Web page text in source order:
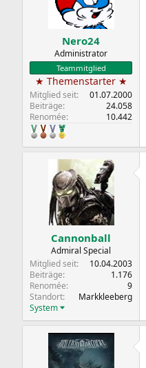
Nero24
Administrator
Teammitglied
★ Themenstarter ★
Mitglied seit
01.07.2000
Beiträge
24.058
Renomée
10.442
Cannonball
Admiral Special
Mitglied seit
10.04.2003
Beiträge
1.176
Renomée
9
Standort
Markkleeberg
System